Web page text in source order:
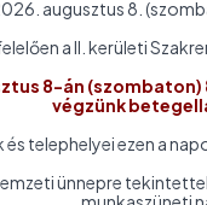
Hajnalka
Neményi
Júlia
Neményi
augusztus 8.
a II. kerületi
8-án
végzünk
telephelyei ezen a
ünnepre tekintettel